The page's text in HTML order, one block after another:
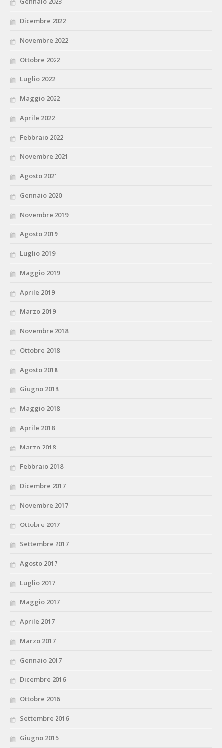
Dicembre 2022
Novembre 2022
Ottobre 2022
Luglio 2022
Maggio 2022
Aprile 2022
Febbraio 2022
Novembre 2021
Agosto 2021
Gennaio 2020
Novembre 2019
Agosto 2019
Luglio 2019
Maggio 2019
Aprile 2019
Marzo 2019
Novembre 2018
Ottobre 2018
Agosto 2018
Giugno 2018
Maggio 2018
Aprile 2018
Marzo 2018
Febbraio 2018
Dicembre 2017
Novembre 2017
Ottobre 2017
Settembre 2017
Agosto 2017
Luglio 2017
Maggio 2017
Aprile 2017
Marzo 2017
Gennaio 2017
Dicembre 2016
Ottobre 2016
Settembre 2016
Giugno 2016